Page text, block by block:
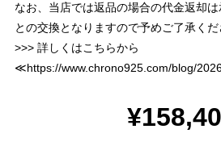
なお、当店では返品の場合の代金返却
との交換となりますので予めご了承くだ
>>> 詳しくはこちらから
≪https://www.chrono925.com/blog/